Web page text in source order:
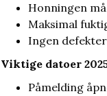
Honningen
Maksimal
Ingen
Viktige datoer
Påmelding